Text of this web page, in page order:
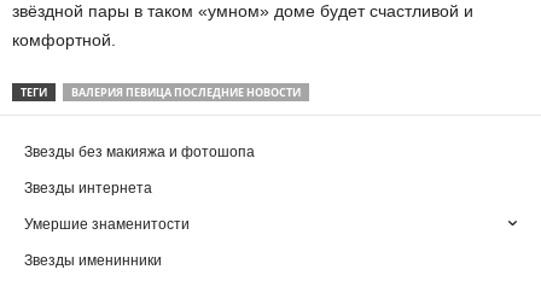
звёздной пары в таком «умном» доме будет счастливой и
комфортной.
ТЕГИ ВАЛЕРИЯ ПЕВИЦА ПОСЛЕДНИЕ НОВОСТИ
Звезды без макияжа и фотошопа
Звезды интернета
Умершие знаменитости
Звезды именинники